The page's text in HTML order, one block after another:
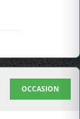
OCCASION